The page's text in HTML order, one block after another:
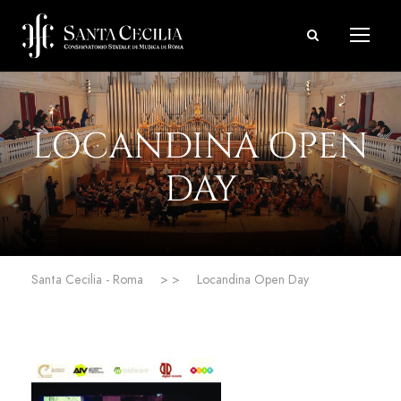
LOCANDINA OPEN
DAY
Santa Cecilia - Roma > > Locandina Open Day